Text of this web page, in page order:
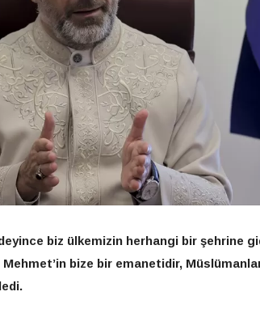
biz ülkemizin herhangi bir şehrine
bize bir emanetidir,